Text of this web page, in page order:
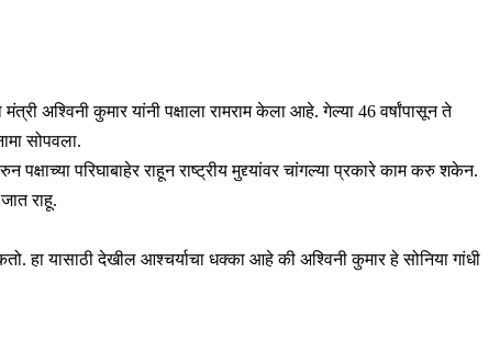
अश्विनी कुमार यांनी पक्षाला रामराम केला आहे. गेल्या 46 वर्षांपासून ते
सोपवला.
परिघाबाहेर राहून राष्ट्रीय मुद्द्यांवर चांगल्या प्रकारे काम करु शकेन.
राहू.
हा यासाठी देखील आश्चर्याचा धक्का आहे की अश्विनी कुमार हे सोनिया गांधी